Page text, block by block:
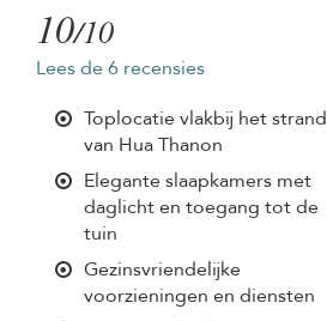
10/10
Lees de 6 recensies
Toplocatie vlakbij het strand
van Hua Thanon
Elegante slaapkamers met
daglicht en toegang tot de
tuin
Gezinsvriendelijke
voorzieningen en diensten